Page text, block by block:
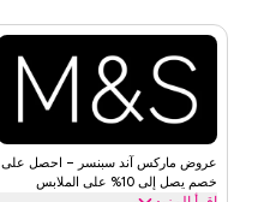
عروض ماركس آند سبنسر – احصل على
خصم يصل إلى 10% على الملابس